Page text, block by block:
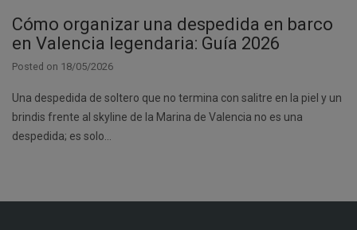
Cómo organizar una despedida en barco
en Valencia legendaria: Guía 2026
Posted on 18/05/2026
Una despedida de soltero que no termina con salitre en la piel y un
brindis frente al skyline de la Marina de Valencia no es una
despedida; es solo…